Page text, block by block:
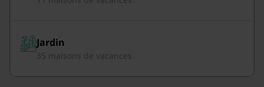
Jardin
35 maisons de vacances